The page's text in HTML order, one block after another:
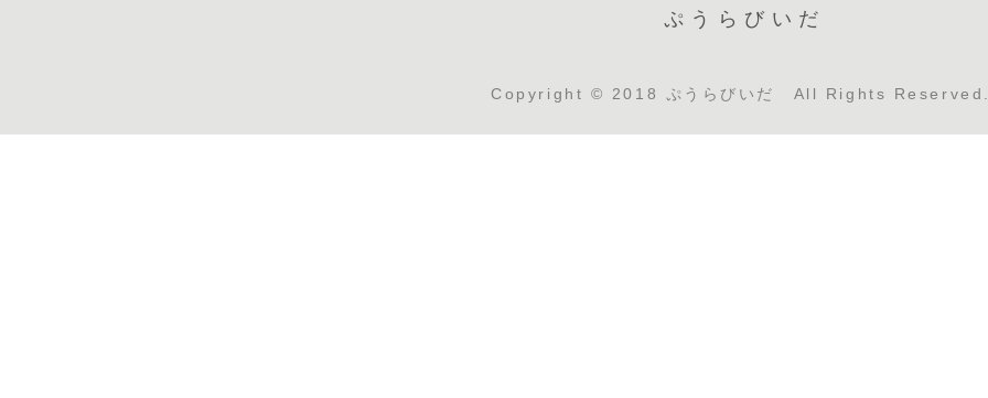
ぷうらびいだ
Copyright © 2018 ぷうらびいだ All Rights